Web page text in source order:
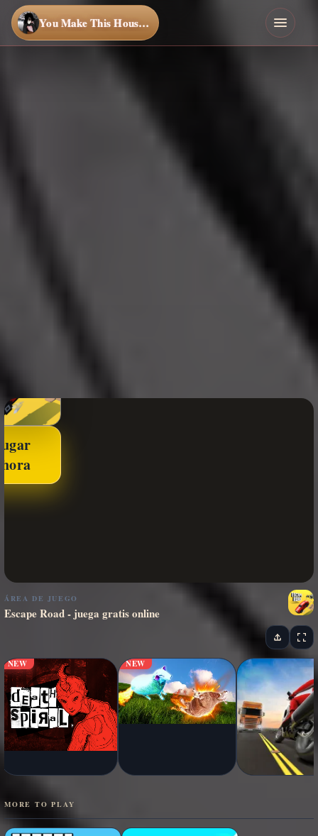
You Make This House a Home
ÁREA DE JUEGO
Escape Road - juega gratis online
NEW NEW
MORE TO PLAY